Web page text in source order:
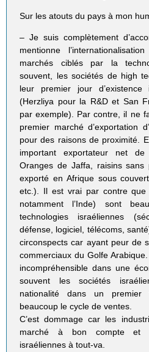
Sur les atouts du pays à mon
– Je suis complètement
mentionne
marchés ciblés par la
souvent, les sociétés de high
leur premier jour
(Herzliya pour la R&D et San
par exemple). Par contre, il ne
premier marché d’exportation
pour des raisons de proximité.
important exportateur net de
Oranges de Jaffa, raisins sans
exporté en Afrique sous
etc.). Il est vrai par contre que
notamment l’Inde) sont
technologies israéliennes
défense, logiciel, télécoms,
circonspects car ayant peur de
commerciaux du Golfe
incompréhensible dans une
souvent les sociétés
nationalité dans un
beaucoup le cycle de ventes.
C’est dommage car les
marché à bon compte et
israéliennes à tout-va.